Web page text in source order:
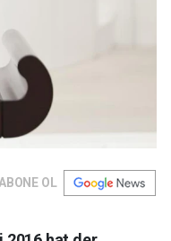
ABONE OL